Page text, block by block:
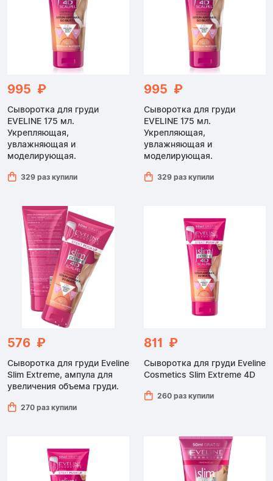
995 ₽
Сыворотка для груди
EVELINE 175 мл.
Укрепляющая,
увлажняющая и
моделирующая.
329 раз купили
995 ₽
Сыворотка для груди
EVELINE 175 мл.
Укрепляющая,
увлажняющая и
моделирующая.
329 раз купили
576 ₽
Сыворотка для груди Eveline
Slim Extreme, ампула для
увеличения объема груди.
270 раз купили
811 ₽
Сыворотка для груди Eveline
Cosmetics Slim Extreme 4D
260 раз купили